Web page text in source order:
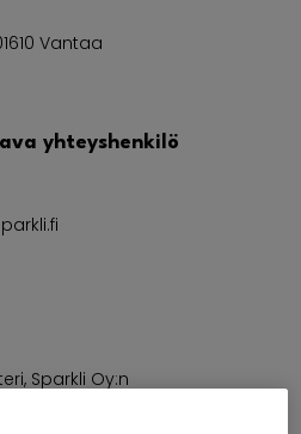
Vantaa
yhteyshenkilö
Sparkli Oy:n